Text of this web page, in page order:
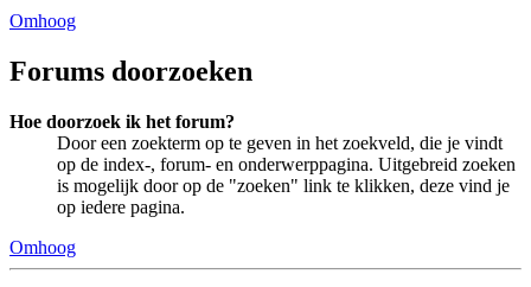
Omhoog
Forums doorzoeken
Hoe doorzoek ik het forum?
Door een zoekterm op te geven in het zoekveld, die je vindt
op de index-, forum- en onderwerppagina. Uitgebreid zoeken
is mogelijk door op de "zoeken" link te klikken, deze vind je
op iedere pagina.
Omhoog